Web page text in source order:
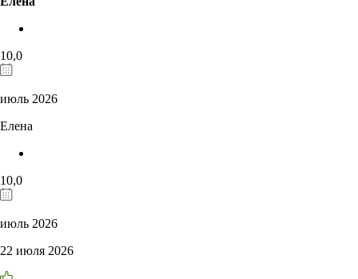
10,0
июль 2026
Елена
10,0
июль 2026
22 июля 2026